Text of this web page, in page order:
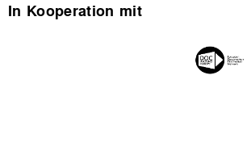
In Kooperation mit